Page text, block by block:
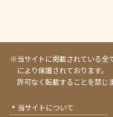
※当サイトに掲載されている全
により保護されております。
許可なく転載することを禁じ
当サイトについて